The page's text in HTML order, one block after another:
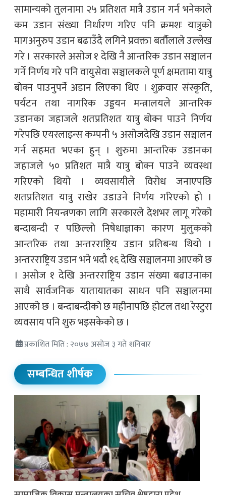
सामान्यको तुलनामा २५ प्रतिशत मात्रै उडान गर्न भनेकाले
कम उडान संख्या निर्धारण गरिए पनि क्रमशः यात्रुको
मागअनुरुप उडान बढाउँदै लगिने प्रवक्ता बर्तौलाले उल्लेख
गरे । सरकारले असोज १ देखि नै आन्तरिक उडान सञ्चालन
गर्ने निर्णय गरे पनि वायुसेवा सञ्चालकले पूर्ण क्षमतामा यात्रु
बोक्न पाउनुपर्ने अडान लिएका थिए । शुक्रवार संस्कृति,
पर्यटन तथा नागरिक उड्डयन मन्त्रालयले आन्तरिक
उडानका जहाजले शतप्रतिशत यात्रु बोक्न पाउने निर्णय
गरेपछि एयरलाइन्स कम्पनी ५ असोजदेखि उडान सञ्चालन
गर्न सहमत भएका हुन् । शुरुमा आन्तरिक उडानका
जहाजले ५० प्रतिशत मात्रै यात्रु बोक्न पाउने व्यवस्था
गरिएको थियो । व्यवसायीले विरोध जनाएपछि
शतप्रतिशत यात्रु राखेर उडाउने निर्णय गरिएको हो ।
महामारी नियन्त्रणका लागि सरकारले देशभर लागू गरेको
बन्दाबन्दी र पछिल्लो निषेधाज्ञाका कारण मुलुकको
आन्तरिक तथा अन्तरराष्ट्रिय उडान प्रतिबन्ध थियो ।
अन्तरराष्ट्रिय उडान भने भदौ १६ देखि सञ्चालनमा आएको छ
। असोज १ देखि अन्तरराष्ट्रिय उडान संख्या बढाउनाका
साथै सार्वजनिक यातायातका साधन पनि सञ्चालनमा
आएको छ । बन्दाबन्दीको छ महीनापछि होटल तथा रेस्टुरा
व्यवसाय पनि शुरु भइसकेको छ ।
प्रकाशित मिति : २०७७ असोज ३ गते शनिबार
सम्बन्धित शीर्षक